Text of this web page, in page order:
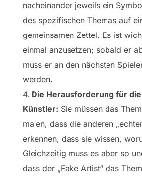
nacheinander jeweils ein
des spezifischen Themas auf
gemeinsamen Zettel. Es ist
einmal anzusetzen; sobald er
muss er an den nächsten
werden.
Die Herausforderung für die
Künstler: Sie müssen das
malen, dass die anderen
erkennen, dass sie wissen,
Gleichzeitig muss es aber so
dass der „Fake Artist“ das